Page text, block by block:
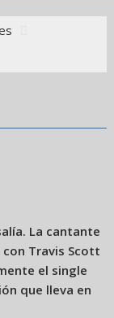
La cantante
Travis Scott
el single
que lleva en